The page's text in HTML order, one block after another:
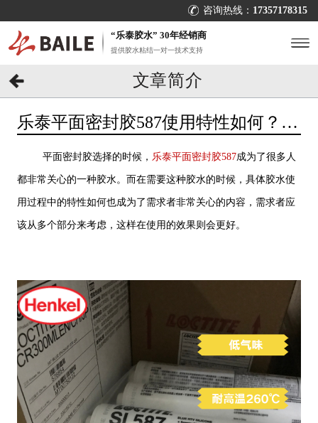
咨询热线： 17357178315
“乐泰胶水” 30年经销商
提供胶水粘结一对一技术支持
文章简介
乐泰平面密封胶587使用特性如何？
平面密封胶选择的时候， 乐泰平面密封胶587成为了很多人
都非常关心的一种胶水。而在需要这种胶水的时候，具体胶水使
用过程中的特性如何也成为了需求者非常关心的内容，需求者应
该从多个部分来考虑，这样在使用的效果则会更好。